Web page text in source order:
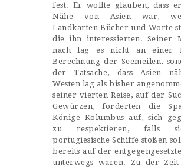
fest. Er wollte glauben, dass
Nähe von Asien war,
Landkarten Bücher und Worte
die ihn interessierten. Seiner
nach lag es nicht an einer
Berechnung der Seemeilen,
der Tatsache, dass Asien
Westen lag als bisher
seiner vierten Reise, auf der
Gewürzen, forderten die
Könige Kolumbus auf, sich
zu respektieren, falls
portugiesische Schiffe stoßen
bereits auf der
unterwegs waren. Zu der